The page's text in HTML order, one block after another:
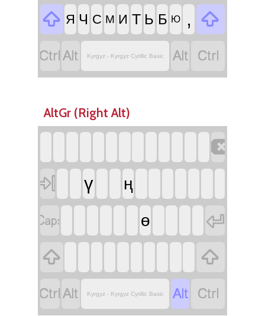
 Я Ч С М И Т Ь Б Ю , 
 Kyrgyz - Kyrgyz Cyrillic Basic  
AltGr (Right Alt)


ү ң
 ө



 Kyrgyz - Kyrgyz Cyrillic Basic  